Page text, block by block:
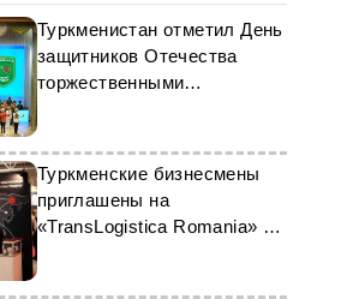
Туркменистан отметил День
защитников Отечества
торжественными
мероприятиями
Туркменские бизнесмены
приглашены на
«TransLogistica Romania» в